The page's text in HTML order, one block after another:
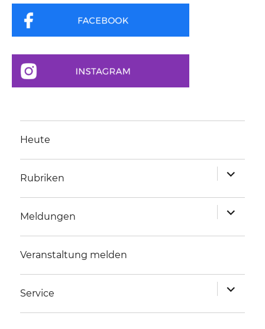
Heute
Rubriken
anzeigen
Meldungen
anzeigen
Veranstaltung melden
Service
anzeigen